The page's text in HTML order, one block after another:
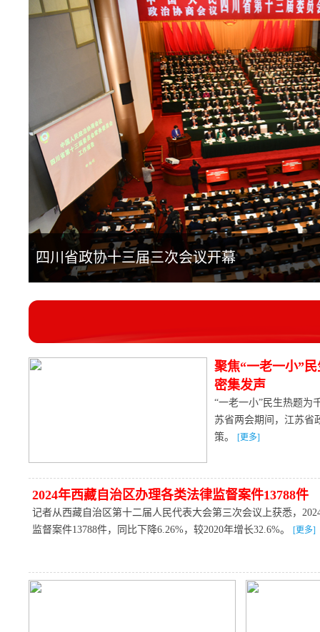
四川省政协十三届三次会议开幕
聚焦“一老一小”
密集发声
“一老一小”民生热题为
苏省两会期间，江苏省
策。
[更多]
2024年西藏自治区办理各类法律监督案件13788件
记者从西藏自治区第十二届人民代表大会第三次会议上获悉，
监督案件13788件，同比下降6.26%，较2020年增长32.6%。
[更多]